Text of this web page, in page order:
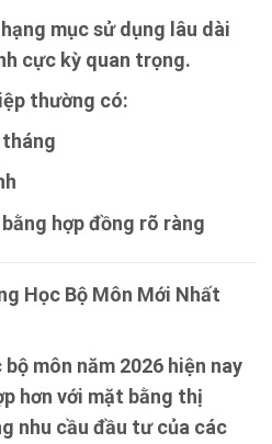
mục sử dụng lâu dài
cực kỳ quan trọng.
thường có:
tháng
hợp đồng rõ ràng
Học Bộ Môn Mới Nhất
môn năm 2026 hiện nay
hơn với mặt bằng thị
nhu cầu đầu tư của các